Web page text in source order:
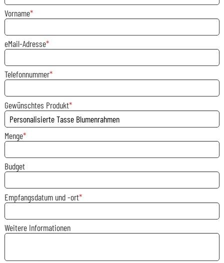
Vorname
eMail-Adresse
Telefonnummer
Gewünschtes Produkt
Menge
Budget
Empfangsdatum und -ort
Weitere Informationen